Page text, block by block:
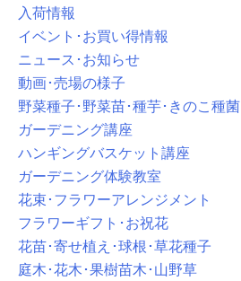
入荷情報
イベント･お買い得情報
ニュース･お知らせ
動画･売場の様子
野菜種子･野菜苗･種芋･きのこ種菌
ガーデニング講座
ハンギングバスケット講座
ガーデニング体験教室
花束･フラワーアレンジメント
フラワーギフト･お祝花
花苗･寄せ植え･球根･草花種子
庭木･花木･果樹苗木･山野草